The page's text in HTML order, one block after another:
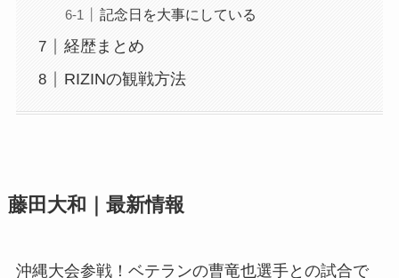
記念日を大事にしている
経歴まとめ
RIZINの観戦方法
藤田大和｜最新情報
沖縄大会参戦！ベテランの曹竜也選手との試合で